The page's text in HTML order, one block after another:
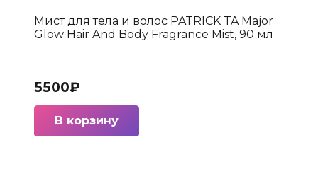
Мист для тела и волос PATRICK TA Major
Glow Hair And Body Fragrance Mist, 90 мл
5500₽
В корзину